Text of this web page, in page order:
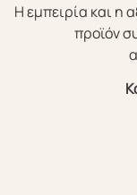
Η εμπειρία και η
προϊόν